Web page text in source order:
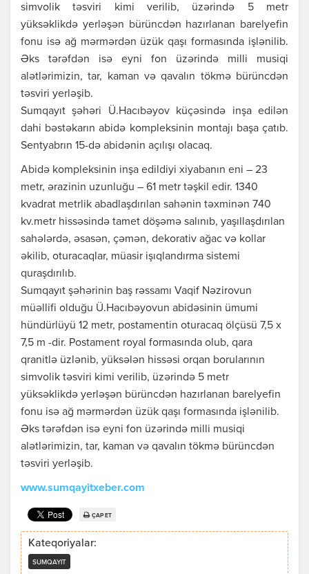
simvolik təsviri kimi verilib, üzərində 5 metr
yüksəklikdə yerləşən bürüncdən hazırlanan barelyefin
fonu isə ağ mərmərdən üzük qaşı formasında işlənilib.
Əks tərəfdən isə eyni fon üzərində milli musiqi
alətlərimizin, tar, kaman və qavalın tökmə bürüncdən
təsviri yerləşib.
Sumqayıt şəhəri Ü.Hacıbəyov küçəsində inşa edilən
dahi bəstəkarın abidə kompleksinin montajı başa çatıb.
Sentyabrın 15-də abidənin açılışı olacaq.
Abidə kompleksinin inşa edildiyi xiyabanın eni – 23
metr, ərazinin uzunluğu – 61 metr təşkil edir. 1340
kvadrat metrlik abadlaşdırılan sahənin təxminən 740
kv.metr hissəsində tamet döşəmə salınıb, yaşıllaşdırılan
sahələrdə, əsasən, çəmən, dekorativ ağac və kollar
əkilib, oturacaqlar, müasir işıqlandırma sistemi
quraşdırılıb.
Sumqayıt şəhərinin baş rəssamı Vaqif Nəzirovun
müəllifi olduğu Ü.Hacıbəyovun abidəsinin ümumi
hündürlüyü 12 metr, postamentin oturacaq ölçüsü 7,5 x
7,5 m -dir. Postament royal formasında olub, qara
qranitlə üzlənib, yüksələn hissəsi orqan borularının
simvolik təsviri kimi verilib, üzərində 5 metr
yüksəklikdə yerləşən bürüncdən hazırlanan barelyefin
fonu isə ağ mərmərdən üzük qaşı formasında işlənilib.
Əks tərəfdən isə eyni fon üzərində milli musiqi
alətlərimizin, tar, kaman və qavalın tökmə bürüncdən
təsviri yerləşib.
www.sumqayitxeber.com
ÇAP ET
Kateqoriyalar:
SUMQAYIT